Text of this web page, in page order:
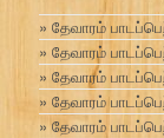
தேவாரம்
தேவாரம்
தேவாரம்
தேவாரம்
தேவாரம்